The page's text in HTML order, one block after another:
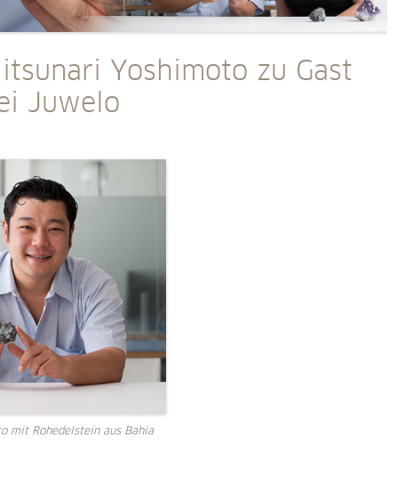
Yoshimoto zu Gast
Juwelo
mit Rohedelstein aus Bahia